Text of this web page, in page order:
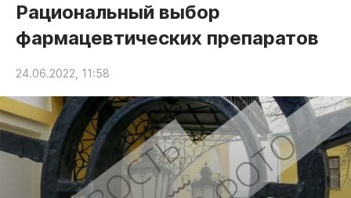
Новости компаний
Статьи
Народные новости
Авто и транспорт
Благоустройство
Криминал
Культура
Недвижимость и ЖКХ
Рациональный выбор
фармацевтических препаратов
24.06.2022, 11:58